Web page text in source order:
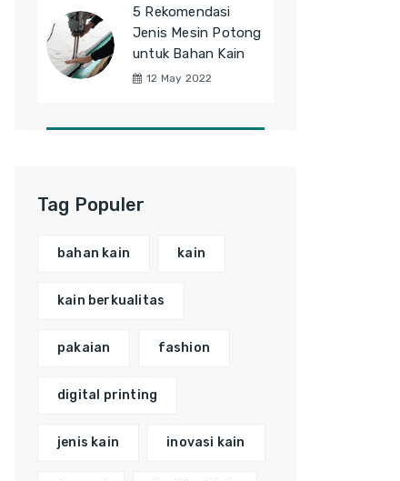
5 Rekomendasi
Jenis Mesin Potong
untuk Bahan Kain
12 May 2022
Tag Populer
bahan kain kain
kain berkualitas
pakaian fashion
digital printing
jenis kain inovasi kain